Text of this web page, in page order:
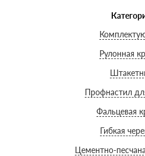
Рулонная
Профнастил
Фальцевая
Гибкая
Цементно-